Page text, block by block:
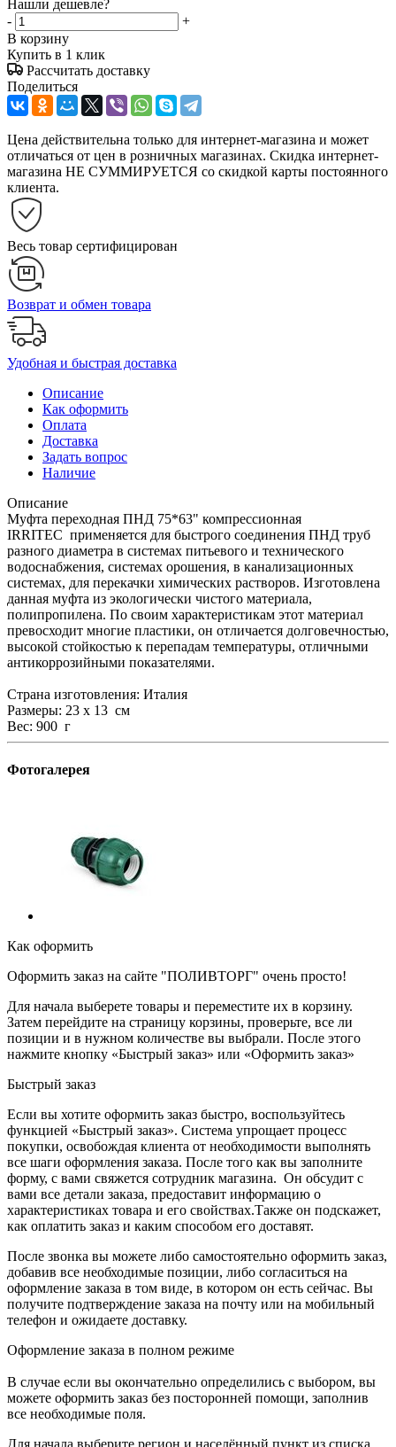
Нашли дешевле?
-
+
В корзину
Купить в 1 клик
Рассчитать доставку
Поделиться
Цена действительна только для интернет-магазина и может
отличаться от цен в розничных магазинах. Скидка интернет-
магазина НЕ СУММИРУЕТСЯ со скидкой карты постоянного
клиента.
Весь товар сертифицирован
Возврат и обмен товара
Удобная и быстрая доставка
Описание
Как оформить
Оплата
Доставка
Задать вопрос
Наличие
Описание
Муфта переходная ПНД 75*63" компрессионная
IRRITEC применяется для быстрого соединения ПНД труб
разного диаметра в системах питьевого и технического
водоснабжения, системах орошения, в канализационных
системах, для перекачки химических растворов. Изготовлена
данная муфта из экологически чистого материала,
полипропилена. По своим характеристикам этот материал
превосходит многие пластики, он отличается долговечностью,
высокой стойкостью к перепадам температуры, отличными
антикоррозийными показателями.
Страна изготовления: Италия
Размеры: 23 х 13 см
Вес: 900 г
Фотогалерея
Как оформить
Оформить заказ на сайте "ПОЛИВТОРГ" очень просто!
Для начала выберете товары и переместите их в корзину.
Затем перейдите на страницу корзины, проверьте, все ли
позиции и в нужном количестве вы выбрали. После этого
нажмите кнопку «Быстрый заказ» или «Оформить заказ»
Быстрый заказ
Если вы хотите оформить заказ быстро, воспользуйтесь
функцией «Быстрый заказ». Система упрощает процесс
покупки, освобождая клиента от необходимости выполнять
все шаги оформления заказа. После того как вы заполните
форму, с вами свяжется сотрудник магазина. Он обсудит с
вами все детали заказа, предоставит информацию о
характеристиках товара и его свойствах.Также он подскажет,
как оплатить заказ и каким способом его доставят.
После звонка вы можете либо самостоятельно оформить заказ,
добавив все необходимые позиции, либо согласиться на
оформление заказа в том виде, в котором он есть сейчас. Вы
получите подтверждение заказа на почту или на мобильный
телефон и ожидаете доставку.
Оформление заказа в полном режиме
В случае если вы окончательно определились с выбором, вы
можете оформить заказ без посторонней помощи, заполнив
все необходимые поля.